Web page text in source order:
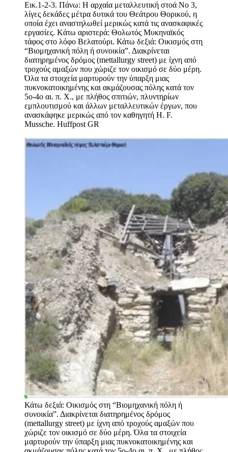
Εικ.1-2-3. Πάνω: Η αρχαία μεταλλευτική στοά Νο 3,
λίγες δεκάδες μέτρα δυτικά του Θεάτρου Θορικού, η
οποία έχει αναστηλωθεί μερικώς κατά τις ανασκαφικές
εργασίες. Kάτω αριστερά: Θολωτός Μυκηναϊκός
τάφος στο λόφο Βελατούρι. Κάτω δεξιά: Οικισμός στη
“Βιομηχανική πόλη ή συνοικία”. Διακρίνεται
διατηρημένος δρόμος (mettallurgy street) με ίχνη από
τροχούς αμαξών που χώριζε τον οικισμό σε δύο μέρη.
Όλα τα στοιχεία μαρτυρούν την ύπαρξη μιας
πυκνοκατοικημένης και ακμάζουσας πόλης κατά τον
5o-4ο αι. π. Χ., με πλήθος σπιτιών, πλυντηρίων
εμπλουτισμού και άλλων μεταλλευτικών έργων, που
ανασκάφηκε μερικώς από τον καθηγητή H. F.
Mussche. Huffpost GR
Κάτω δεξιά: Οικισμός στη “Βιομηχανική πόλη ή
συνοικία”. Διακρίνεται διατηρημένος δρόμος
(mettallurgy street) με ίχνη από τροχούς αμαξών που
χώριζε τον οικισμό σε δύο μέρη. Όλα τα στοιχεία
μαρτυρούν την ύπαρξη μιας πυκνοκατοικημένης και